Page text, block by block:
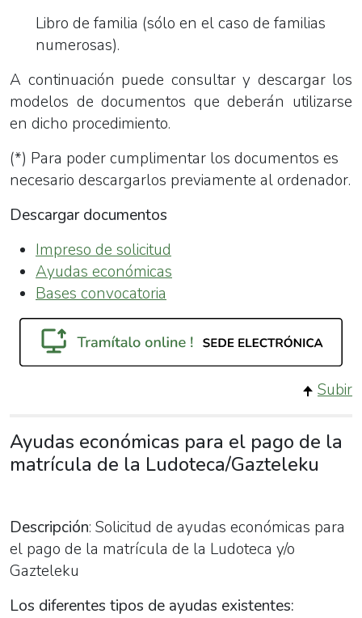
Libro de familia (sólo en el caso de familias
numerosas).
A continuación puede consultar y descargar los
modelos de documentos que deberán utilizarse
en dicho procedimiento.
(*) Para poder cumplimentar los documentos es
necesario descargarlos previamente al ordenador.
Descargar documentos
Impreso de solicitud
Ayudas económicas
Bases convocatoria
Subir
Ayudas económicas para el pago de la
matrícula de la Ludoteca/Gazteleku
Descripción: Solicitud de ayudas económicas para
el pago de la matrícula de la Ludoteca y/o
Gazteleku
Los diferentes tipos de ayudas existentes: